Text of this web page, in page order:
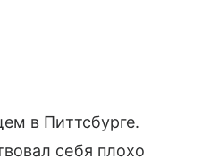
в Питтсбурге.
себя плохо